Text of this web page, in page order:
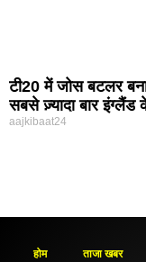
टी20 में जोस बटलर
सबसे ज़्यादा बार
aajkibaat24
होम ताजा खबर